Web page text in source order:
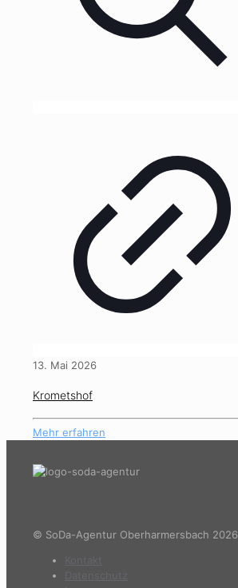
13. Mai 2026
Krometshof
Mehr erfahren
© SoDa-Agentur Oberharmersbach 2026
Kontakt
Datenschutz